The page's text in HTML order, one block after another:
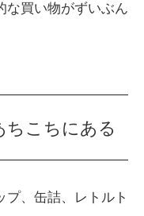
な買い物がずいぶん
ちこちにある
プ、缶詰、レトルト